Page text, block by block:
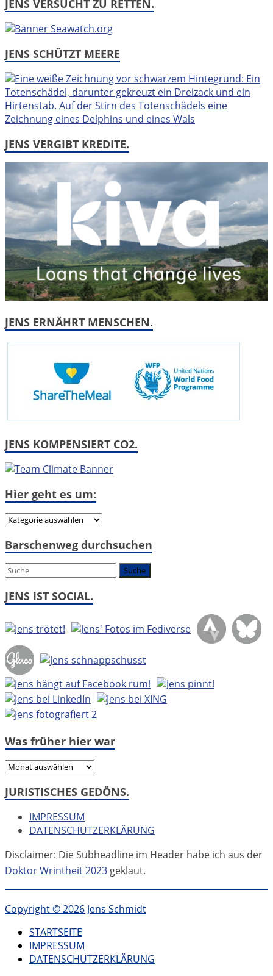
JENS VERSUCHT ZU RETTEN.
JENS SCHÜTZT MEERE
JENS VERGIBT KREDITE.
JENS ERNÄHRT MENSCHEN.
JENS KOMPENSIERT CO2.
Hier geht es um:
Hier
es
Barschenweg durchsuchen
JENS IST SOCIAL.
Was früher hier war
Was
hier
JURISTISCHES GEDÖNS.
IMPRESSUM
DATENSCHUTZERKLÄRUNG
Disclaimer: Die Subheadline im Header habe ich aus der
Doktor Wrintheit 2023 geklaut.
Copyright © 2026 Jens Schmidt
STARTSEITE
IMPRESSUM
DATENSCHUTZERKLÄRUNG